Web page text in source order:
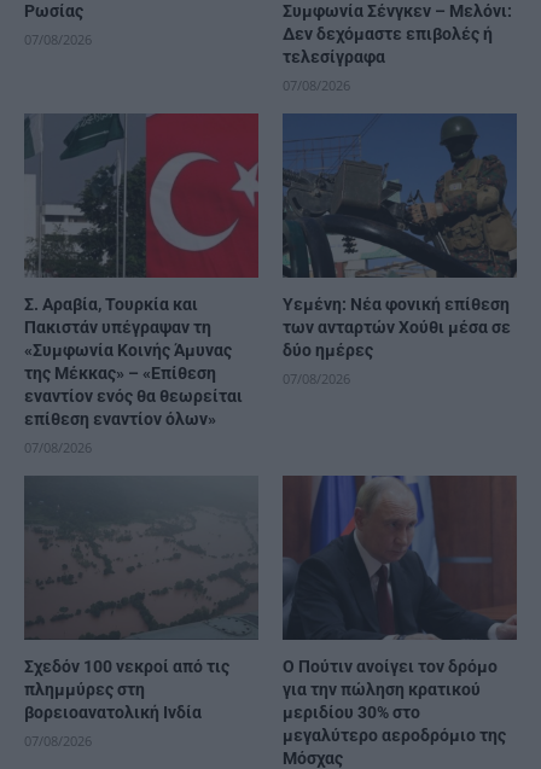
Ρωσίας
07/08/2026
Συμφωνία Σένγκεν – Μελόνι:
Δεν δεχόμαστε επιβολές ή
τελεσίγραφα
07/08/2026
Σ. Αραβία, Τουρκία και
Πακιστάν υπέγραψαν τη
«Συμφωνία Κοινής Άμυνας
της Μέκκας» – «Επίθεση
εναντίον ενός θα θεωρείται
επίθεση εναντίον όλων»
07/08/2026
Υεμένη: Νέα φονική επίθεση
των ανταρτών Χούθι μέσα σε
δύο ημέρες
07/08/2026
Σχεδόν 100 νεκροί από τις
πλημμύρες στη
βορειοανατολική Ινδία
07/08/2026
Ο Πούτιν ανοίγει τον δρόμο
για την πώληση κρατικού
μεριδίου 30% στο
μεγαλύτερο αεροδρόμιο της
Μόσχας